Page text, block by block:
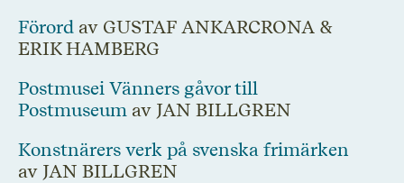
Förord av GUSTAF ANKARCRONA &
ERIK HAMBERG
Postmusei Vänners gåvor till
Postmuseum av JAN BILLGREN
Konstnärers verk på svenska frimärken
av JAN BILLGREN